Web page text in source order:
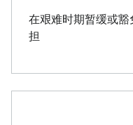
在艰难时期暂缓或豁
担